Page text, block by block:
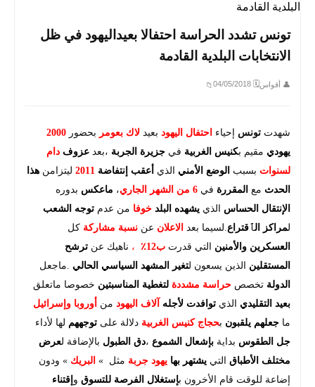
تونس تشدد الحراسة احتفالا بعيداليهود في ظل
الانتخابات البلدية القادمة
👤 أقواس🗓 04/05/2018
📁
شهدت تونس إحياء احتفال اليهود بعيد لاك بعومر بحضور 2000
يهودي مقيم بكنيس الغربية في جزيرة الجربة ،بعد عزوف دام
لسنوات بسبب الوضع الأمني الذي أعقب إنتفاضة 2011 ليتزامن هذا
الحدث مع المقررة في ، ماعكس بدوره
الإنتقال الحساس الذي يشهده البلد خوفا من عدم توجه الشعب
لمراكز الٱقتراع.لسيما بعد الاعلان عن نسبة مشاركة كل
العسكرين والأمنين التي قدرت ب12٪ ، ناهيك عن ترشح
المستقلين الذين يسعون لتغير المشهد السياسي الحالي .ماجعل
الدولة تخصص حراسة مشددة لتغطية المناسبتين خصوصا ماتعلق
بعيد التقليدي الذي توافدت لأجله آلاف اليهود من أوروبا وإسرائيل
ما جعلهم يلقبون بحجاج كنيس الغربية دلالة على توجههم لها لأداء
جل الطقوس بداية بإشعال الشموع ،دق الطبول بالإضافة لعرض
مختلف الأطباق التي يشتهر بها يهود جربة مثل » البريك » ودون
إضاعة للوقت قام الأخرون بإستغلال الفرصة للتسوق و إقتناء